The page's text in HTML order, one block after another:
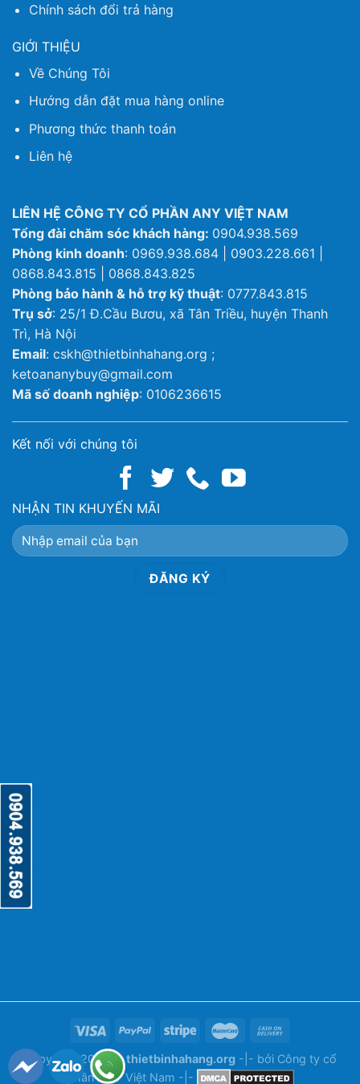
Chính sách đổi trả hàng
GIỚI THIỆU
Về Chúng Tôi
Hướng dẫn đặt mua hàng online
Phương thức thanh toán
Liên hệ
LIÊN HỆ CÔNG TY CỔ PHẦN ANY VIỆT NAM
Tổng đài chăm sóc khách hàng: 0904.938.569
Phòng kinh doanh: 0969.938.684 | 0903.228.661 |
0868.843.815 | 0868.843.825
Phòng bảo hành & hỗ trợ kỹ thuật: 0777.843.815
Trụ sở: 25/1 Đ.Cầu Bươu, xã Tân Triều, huyện Thanh
Trì, Hà Nội
Email: cskh@thietbinhahang.org ;
ketoananybuy@gmail.com
Mã số doanh nghiệp: 0106236615
Kết nối với chúng tôi
NHẬN TIN KHUYẾN MÃI
Copyright 2026 ©thietbinhahang.org -|- bởi Công ty cổ
phần ANY Việt Nam -|-